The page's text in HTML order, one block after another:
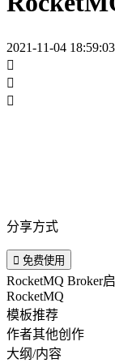
2021-11-04 18:59:03



分享方式
 免费使用
RocketMQ Broker
RocketMQ
模板推荐
作者其他创作
大纲/内容